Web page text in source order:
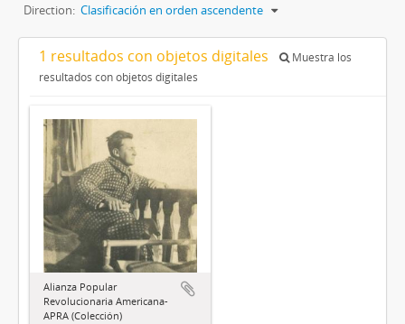
Direction: Clasificación en orden ascendente
1 resultados con objetos digitales
Muestra los
resultados con objetos digitales
Alianza Popular
Revolucionaria Americana-
APRA (Colección)